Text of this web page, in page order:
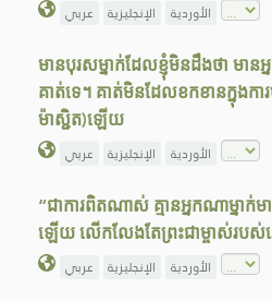
عربي الإنجليزية الأوردية
មានបុរសម្នាក់ដែលខ្ញុំមិនដឹងថា មាន
គាត់ទេ។ គាត់មិនដែលខកខានក្នុងក
ម៉ាស្ជិត)ឡើយ
عربي الإنجليزية الأوردية
“ជាការពិតណាស់ គ្មានអ្នកណាម្នាក់ម
ឡើយ លើកលែងតែព្រះជាម្ចាស់របស់
عربي الإنجليزية الأوردية